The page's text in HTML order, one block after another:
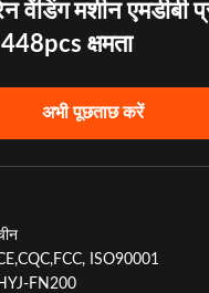
वेंडिंग मशीन एमडीबी
क्षमता
अभी पूछताछ करें
ISO90001
FN200